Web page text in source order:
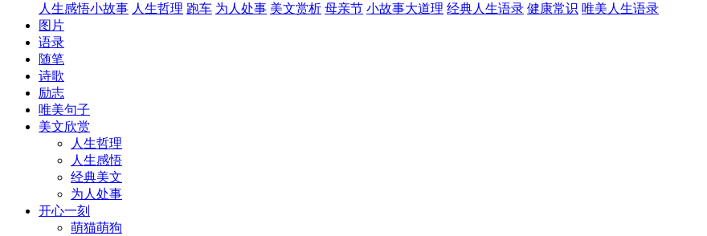
人生感悟小故事 人生哲理 跑车 为人处事 美文赏析 母亲节 小故事大道理 经典人生语录 健康常识 唯美人生语录
图片
语录
随笔
诗歌
励志
唯美句子
美文欣赏
人生哲理
人生感悟
经典美文
为人处事
开心一刻
萌猫萌狗